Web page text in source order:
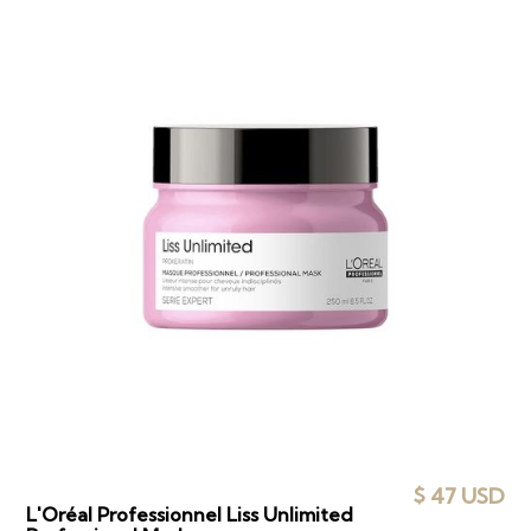
L'Oréal Professionnel Liss Unlimited
$ 47 USD